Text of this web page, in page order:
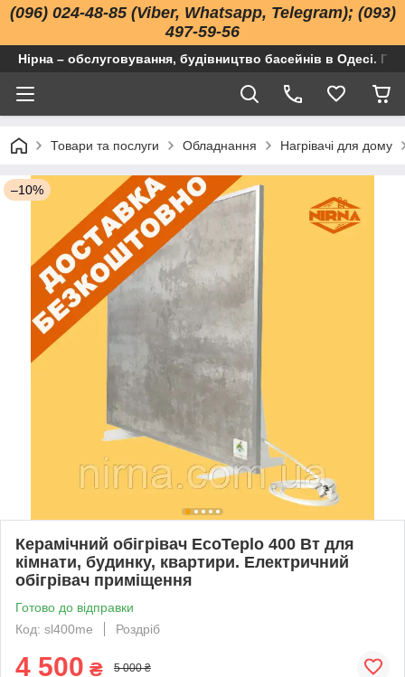
(096) 024-48-85 (Viber, Whatsapp, Telegram); (093)
497-59-56
Нірна – обслуговування, будівництво басейнів в Одесі.
Товари та послуги Обладнання Нагрівачі для дому
–10%
Керамічний обігрівач EcoTeplo 400 Вт для
кімнати, будинку, квартири. Електричний
обігрівач приміщення
Готово до відправки
Код: sl400me
Роздріб
4 500 ₴ 5 000 ₴